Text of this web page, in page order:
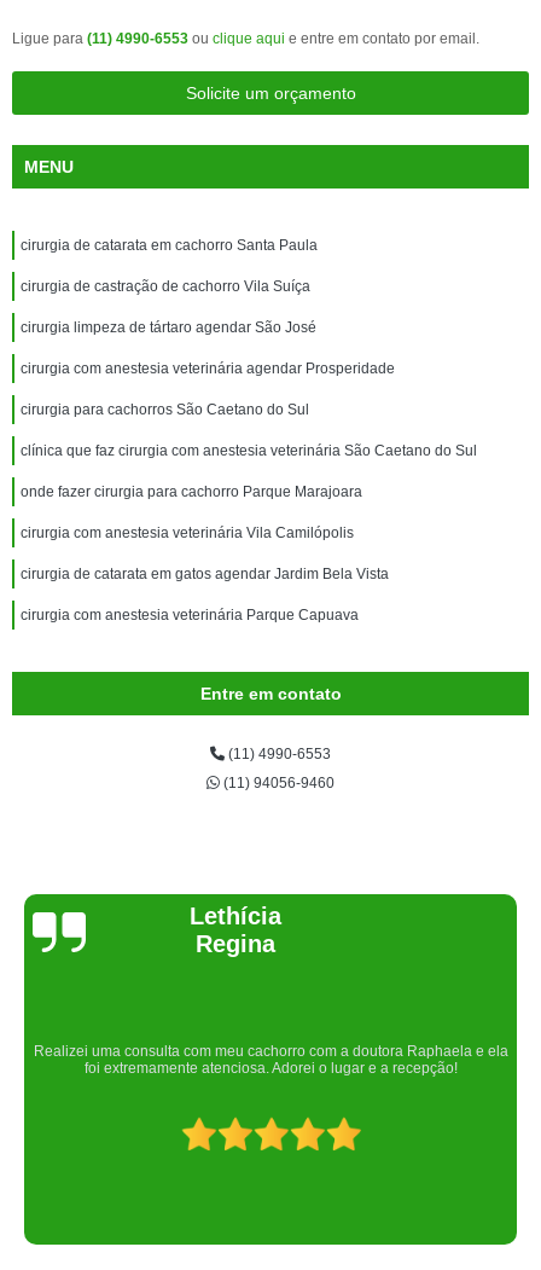
Ligue para (11) 4990-6553 ou clique aqui e entre em contato por email.
Solicite um orçamento
MENU
cirurgia de catarata em cachorro Santa Paula
cirurgia de castração de cachorro Vila Suíça
cirurgia limpeza de tártaro agendar São José
cirurgia com anestesia veterinária agendar Prosperidade
cirurgia para cachorros São Caetano do Sul
clínica que faz cirurgia com anestesia veterinária São Caetano do Sul
onde fazer cirurgia para cachorro Parque Marajoara
cirurgia com anestesia veterinária Vila Camilópolis
cirurgia de catarata em gatos agendar Jardim Bela Vista
cirurgia com anestesia veterinária Parque Capuava
Entre em contato
(11) 4990-6553
(11) 94056-9460
Joelma Lilian
Um lugar maravilhoso. Sempre serei grata pelo que fizeram por nós!